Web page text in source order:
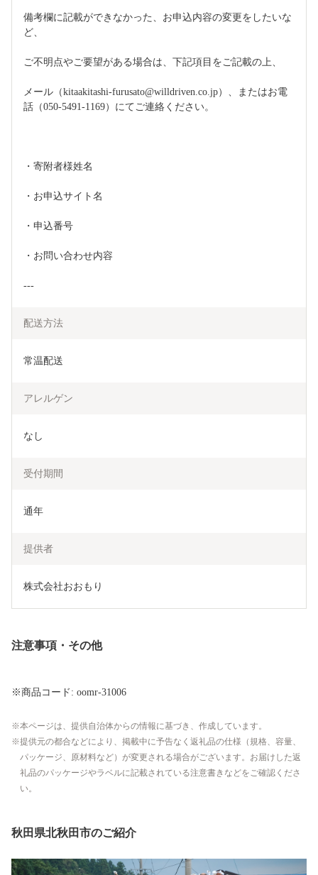
備考欄に記載ができなかった、お申込内容の変更をしたいな
ど、
ご不明点やご要望がある場合は、下記項目をご記載の上、
メール（kitaakitashi-furusato@willdriven.co.jp）、またはお電
話（050-5491-1169）にてご連絡ください。
・寄附者様姓名
・お申込サイト名
・申込番号
・お問い合わせ内容
---
配送方法
常温配送
アレルゲン
なし
受付期間
通年
提供者
株式会社おおもり
注意事項・その他
※商品コード: oomr-31006
本ページは、提供自治体からの情報に基づき、作成しています。
提供元の都合などにより、掲載中に予告なく返礼品の仕様（規格、容量、
パッケージ、原材料など）が変更される場合がございます。お届けした返
礼品のパッケージやラベルに記載されている注意書きなどをご確認くださ
い。
秋田県北秋田市のご紹介